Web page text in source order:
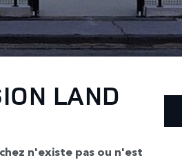
LAND
n'existe pas ou n'est